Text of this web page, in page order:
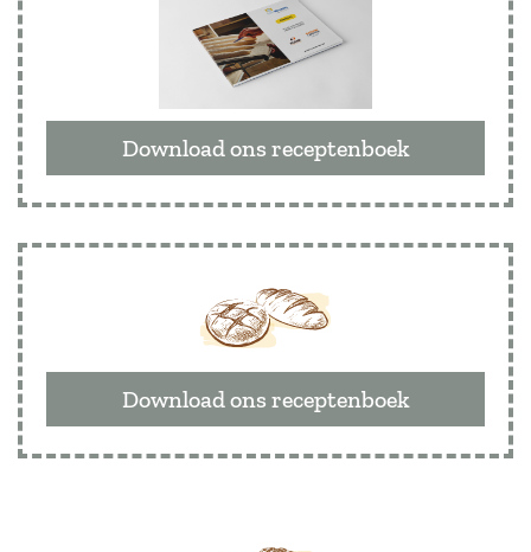
Download ons receptenboek
Download ons receptenboek